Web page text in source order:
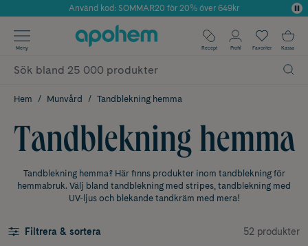
Årets Butik 2025 inom Skönhet
Använd kod: SOMMAR20 för 20% över 649kr
✓ Fri frakt
✓ Poäng på alla köp*
Meny Recept Profil Favoriter Kassa
Hem Munvård Tandblekning hemma
Tandblekning hemma
Tandblekning hemma? Här finns produkter inom tandblekning för
hemmabruk. Välj bland tandblekning med stripes, tandblekning med
UV-ljus och blekande tandkräm med mera!
Filtrera & sortera 52 produkter